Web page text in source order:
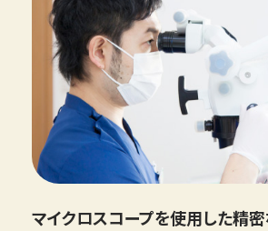
マイクロスコープを使用した精